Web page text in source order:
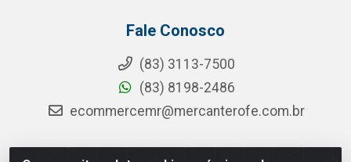
Fale Conosco
(83) 3113-7500
(83) 8198-2486
ecommercemr@mercanterofe.com.br